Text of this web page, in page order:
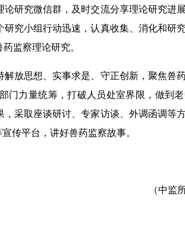
研究微信群，及时交流分享理论研究进
究小组行动迅速，认真收集、消化和研
监察理论研究。
放思想、实事求是、守正创新，聚焦兽
门力量统筹，打破人员处室界限，做到
采取座谈研讨、专家访谈、外调函调等
传平台，讲好兽药监察故事。
（中监